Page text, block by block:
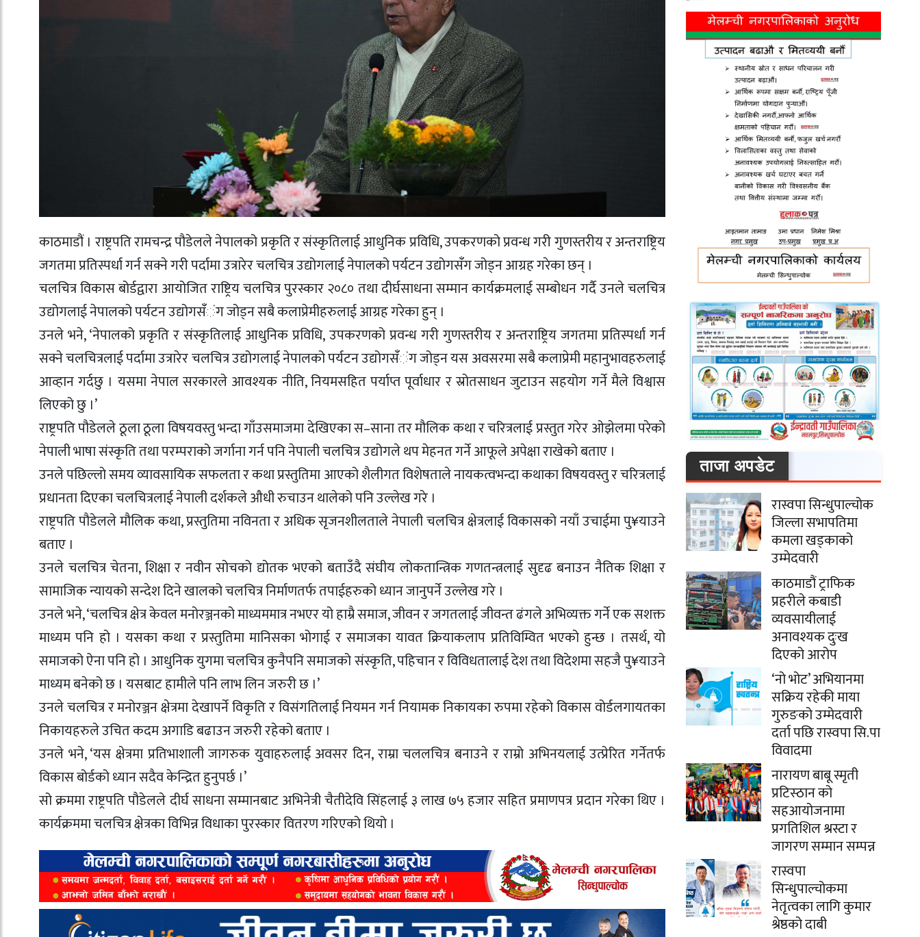
काठमाडौं । राष्ट्रपति रामचन्द्र पौडेलले नेपालको प्रकृति र संस्कृतिलाई आधुनिक प्रविधि, उपकरणको प्रवन्ध गरी गुणस्तरीय र अन्तराष्ट्रिय
जगतमा प्रतिस्पर्धा गर्न सक्ने गरी पर्दामा उत्रारेर चलचित्र उद्योगलाई नेपालको पर्यटन उद्योगसंँग जोड्न आग्रह गरेका छन् ।
चलचित्र विकास बोर्डद्वारा आयोजित राष्ट्रिय चलचित्र पुरस्कार २०८० तथा दीर्घसाधना सम्मान कार्यक्रमलाई सम्बोधन गर्दै उनले चलचित्र
उद्योगलाई नेपालको पर्यटन उद्योगसंँंग जोड्न सबै कलाप्रेमीहरुलाई आग्रह गरेका हुन् ।
उनले भने, ‘नेपालको प्रकृति र संस्कृतिलाई आधुनिक प्रविधि, उपकरणको प्रवन्ध गरी गुणस्तरीय र अन्तराष्ट्रिय जगतमा प्रतिस्पर्धा गर्न
सक्ने चलचित्रलाई पर्दामा उत्रारेर चलचित्र उद्योगलाई नेपालको पर्यटन उद्योगसंँंग जोड्न यस अवसरमा सबै कलाप्रेमी महानुभावहरुलाई
आव्हान गर्दछु । यसमा नेपाल सरकारले आवश्यक नीति, नियमसहित पर्याप्त पूर्वाधार र स्रोतसाधन जुटाउन सहयोग गर्ने मैले विश्वास
लिएको छु ।’
राष्ट्रपति पौडेलले ठूला ठूला विषयवस्तु भन्दा गाँउसमाजमा देखिएका स–साना तर मौलिक कथा र चरित्रलाई प्रस्तुत गरेर ओझेलमा परेको
नेपाली भाषा संस्कृति तथा परम्पराको जर्गाना गर्न पनि नेपाली चलचित्र उद्योगले थप मेहनत गर्ने आफूले अपेक्षा राखेको बताए ।
उनले पछिल्लो समय व्यावसायिक सफलता र कथा प्रस्तुतिमा आएको शैलीगत विशेषताले नायकत्वभन्दा कथाका विषयवस्तु र चरित्रलाई
प्रधानता दिएका चलचित्रलाई नेपाली दर्शकले औधी रुचाउन थालेको पनि उल्लेख गरे ।
राष्ट्रपति पौडेलले मौलिक कथा, प्रस्तुतिमा नविनता र अधिक सृजनशीलताले नेपाली चलचित्र क्षेत्रलाई विकासको नयाँ उचाईमा पु¥याउने
बताए ।
उनले चलचित्र चेतना, शिक्षा र नवीन सोचको द्योतक भएको बताउँदै संघीय लोकतान्त्रिक गणतन्त्रलाई सुदृढ बनाउन नैतिक शिक्षा र
सामाजिक न्यायको सन्देश दिने खालको चलचित्र निर्माणतर्फ तपाईहरुको ध्यान जानुपर्ने उल्लेख गरे ।
उनले भने, ‘चलचित्र क्षेत्र केवल मनोरञ्जनको माध्यममात्र नभएर यो हाम्रै समाज, जीवन र जगतलाई जीवन्त ढंगले अभिव्यक्त गर्ने एक सशक्त
माध्यम पनि हो । यसका कथा र प्रस्तुतिमा मानिसका भोगाई र समाजका यावत क्रियाकलाप प्रतिविम्वित भएको हुन्छ । तसर्थ, यो
समाजको ऐना पनि हो । आधुनिक युगमा चलचित्र कुनैपनि समाजको संस्कृति, पहिचान र विविधतालाई देश तथा विदेशमा सहजै पु¥याउने
माध्यम बनेको छ । यसबाट हामीले पनि लाभ लिन जरुरी छ ।’
उनले चलचित्र र मनोरञ्जन क्षेत्रमा देखापर्ने विकृति र विसंगतिलाई नियमन गर्न नियामक निकायका रुपमा रहेको विकास वोर्डलगायतका
निकायहरुले उचित कदम अगाडि बढाउन जरुरी रहेको बताए ।
उनले भने, ‘यस क्षेत्रमा प्रतिभाशाली जागरुक युवाहरुलाई अवसर दिन, राम्रा चललचित्र बनाउने र राम्रो अभिनयलाई उत्प्रेरित गर्नेतर्फ
विकास बोर्डको ध्यान सदैव केन्द्रित हुनुपर्छ ।’
सो क्रममा राष्ट्रपति पौडेलले दीर्घ साधना सम्मानबाट अभिनेत्री चैतीदेवि सिंहलाई ३ लाख ७५ हजार सहित प्रमाणपत्र प्रदान गरेका थिए ।
कार्यक्रममा चलचित्र क्षेत्रका विभिन्न विधाका पुरस्कार वितरण गरिएको थियो ।
ताजा अपडेट
रास्वपा सिन्धुपाल्चोक
जिल्ला सभापतिमा
कमला खड्काको
उम्मेदवारी
काठमाडौं ट्राफिक
प्रहरीले कबाडी
व्यवसायीलाई
अनावश्यक दुःख
दिएको आरोप
‘नो भोट’ अभियानमा
सक्रिय रहेकी माया
गुरुङको उम्मेदवारी
दर्ता पछि रास्वपा सि.पा
विवादमा
नारायण बाबू स्मृती
प्रटिस्ठान को
सहआयोजनामा
प्रगतिशिल श्रस्टा र
जागरण सम्मान सम्पन्न
रास्वपा
सिन्धुपाल्चोकमा
नेतृत्वका लागि कुमार
श्रेष्ठको दाबी